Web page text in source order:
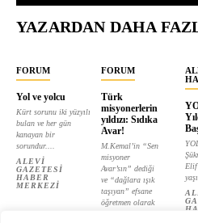
YAZARDAN DAHA
FORUM
Yol ve yolcu
Kürt sorunu iki yüzyılı
bulan ve her gün
kanayan bir
sorundur....
ALEVI
GAZETESI
HABER
MERKEZI
FORUM
Türk
misyonerlerin
yıldızı: Sıdıka
Avar!
M.Kemal’in “Sen
misyoner
Avar’sın” dediği
ve “dağlara ışık
taşıyan” efsane
öğretmen olarak
Elif